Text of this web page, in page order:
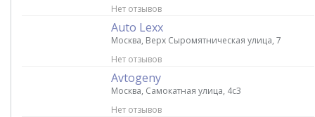
Нет отзывов
Auto Lexx
Москва, Верх Сыромятническая улица, 7
Нет отзывов
Avtogeny
Москва, Самокатная улица, 4с3
Нет отзывов